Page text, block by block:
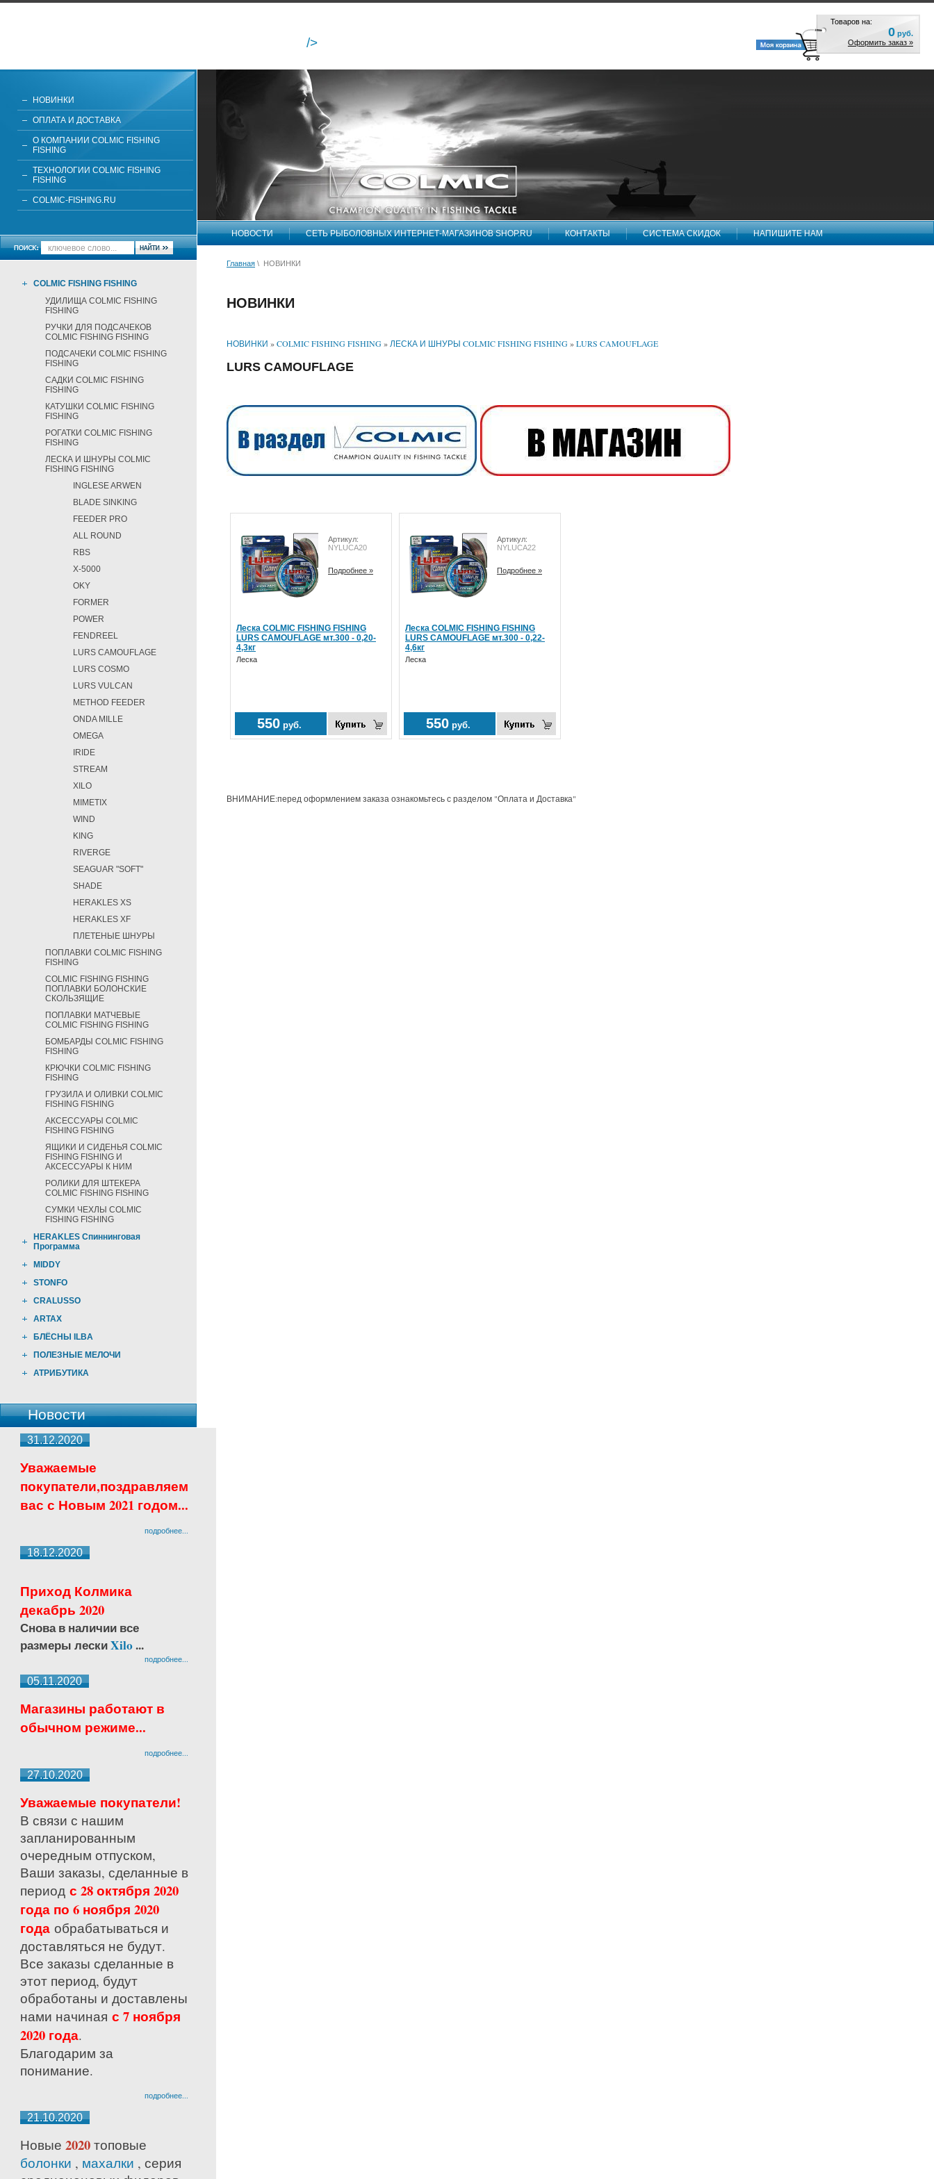
НОВИНКИ
ОПЛАТА И ДОСТАВКА
О КОМПАНИИ COLMIC FISHING
FISHING
ТЕХНОЛОГИИ COLMIC FISHING
FISHING
COLMIC-FISHING.RU
COLMIC FISHING FISHING
УДИЛИЩА COLMIC FISHING
FISHING
РУЧКИ ДЛЯ ПОДСАЧЕКОВ
COLMIC FISHING FISHING
ПОДСАЧЕКИ COLMIC FISHING
FISHING
САДКИ COLMIC FISHING
FISHING
КАТУШКИ COLMIC FISHING
FISHING
РОГАТКИ COLMIC FISHING
FISHING
ЛЕСКА И ШНУРЫ COLMIC
FISHING FISHING
INGLESE ARWEN
BLADE SINKING
FEEDER PRO
ALL ROUND
RBS
X-5000
OKY
FORMER
POWER
FENDREEL
LURS CAMOUFLAGE
LURS COSMO
LURS VULCAN
METHOD FEEDER
ONDA MILLE
OMEGA
IRIDE
STREAM
XILO
MIMETIX
WIND
KING
RIVERGE
SEAGUAR "SOFT"
SHADE
HERAKLES XS
HERAKLES XF
ПЛЕТЕНЫЕ ШНУРЫ
ПОПЛАВКИ COLMIC FISHING
FISHING
COLMIC FISHING FISHING
ПОПЛАВКИ БОЛОНСКИЕ
СКОЛЬЗЯЩИЕ
ПОПЛАВКИ МАТЧЕВЫЕ
COLMIC FISHING FISHING
БОМБАРДЫ COLMIC FISHING
FISHING
КРЮЧКИ COLMIC FISHING
FISHING
ГРУЗИЛА И ОЛИВКИ COLMIC
FISHING FISHING
АКСЕССУАРЫ COLMIC
FISHING FISHING
ЯЩИКИ И СИДЕНЬЯ COLMIC
FISHING FISHING И
АКСЕССУАРЫ К НИМ
РОЛИКИ ДЛЯ ШТЕКЕРА
COLMIC FISHING FISHING
СУМКИ ЧЕХЛЫ COLMIC
FISHING FISHING
HERAKLES Спиннинговая
Программа
MIDDY
STONFO
CRALUSSO
ARTAX
БЛЁСНЫ ILBA
ПОЛЕЗНЫЕ МЕЛОЧИ
АТРИБУТИКА
Новости
31.12.2020
Уважаемые
покупатели,поздравляем
вас с Новым 2021 годом...
подробнее...
18.12.2020
Приход Колмика
декабрь 2020
Снова в наличии все
размеры лескиXilo...
подробнее...
05.11.2020
Магазины работают в
обычном режиме...
подробнее...
27.10.2020
Уважаемые покупатели!
В связи с нашим
запланированным
очередным отпуском,
Ваши заказы, сделанные в
период с 28 октября 2020
года по 6 ноября 2020
года обрабатываться и
доставляться не будут.
Все заказы сделанные в
этот период, будут
обработаны и доставлены
нами начиная с 7 ноября
2020 года.
Благодарим за
понимание.
подробнее...
21.10.2020
Новые 2020 топовые
болонки , махалки , серия
Товаров на:
0 руб.
Оформить заказ »
/>
НОВОСТИ СЕТЬ РЫБОЛОВНЫХ ИНТЕРНЕТ-МАГАЗИНОВ SHOP.RU КОНТАКТЫ СИСТЕМА СКИДОК НАПИШИТЕ НАМ
Главная \ НОВИНКИ
НОВИНКИ
НОВИНКИ »COLMIC FISHING FISHING» ЛЕСКА И ШНУРЫ COLMIC FISHING FISHING»LURS CAMOUFLAGE
LURS CAMOUFLAGE
Артикул:
NYLUCA20
Подробнее »
Леска COLMIC FISHING FISHING
LURS CAMOUFLAGE мт.300 - 0,20-
4,3кг
Леска
550 руб.
Артикул:
NYLUCA22
Подробнее »
Леска COLMIC FISHING FISHING
LURS CAMOUFLAGE мт.300 - 0,22-
4,6кг
Леска
550 руб.
ВНИМАНИЕ:перед оформлением заказа ознакомьтесь с разделом "Оплата и Доставка"